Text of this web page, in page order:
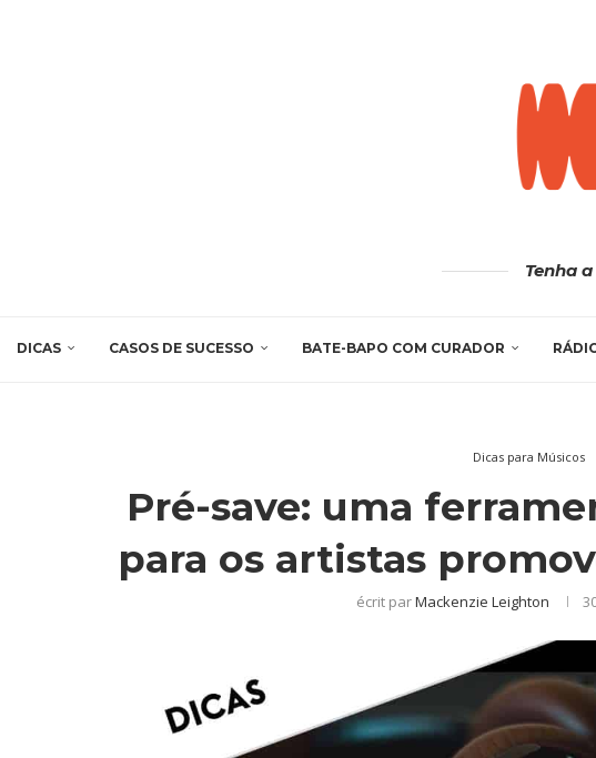
Tenha
DICAS CASOS DE SUCESSO BATE-BAPO COM CURADOR
Dicas para Músicos
Pré-save: uma
para os artistas
écrit parMackenzie Leighton